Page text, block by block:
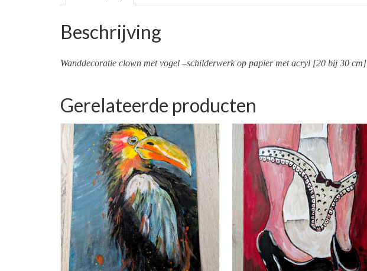
Beschrijving
Wanddecoratie clown met vogel –schilderwerk op papier met acryl [20 bij 30 cm]
Gerelateerde producten